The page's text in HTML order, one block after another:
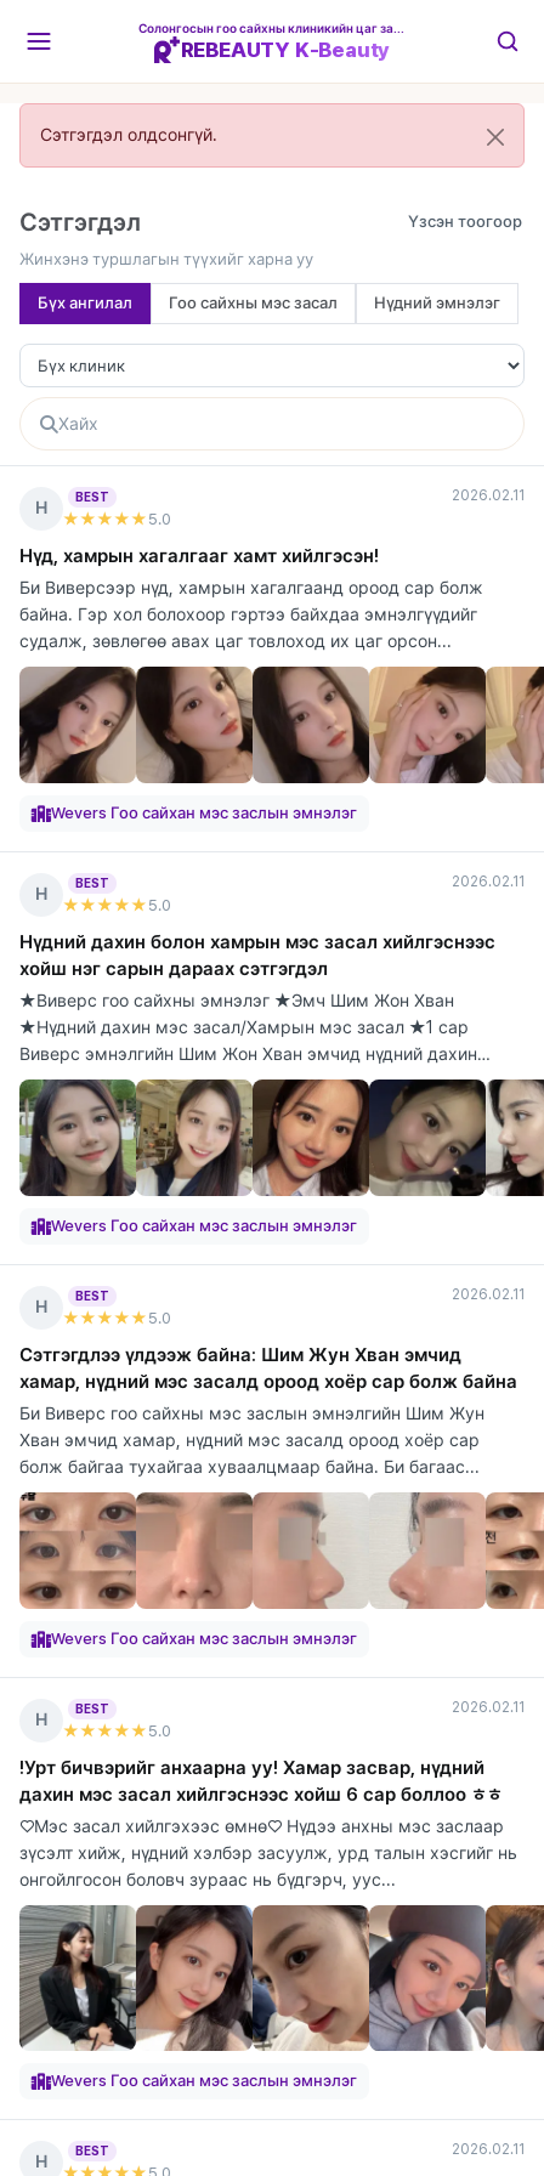
REBEAUTY K-Beauty
Сэтгэгдэл олдсонгүй.
Сэтгэгдэл
Жинхэнэ туршлагын түүхийг харна уу
Бүх ангилал Гоо сайхны мэс засал Нүдний эмнэлэг
Н
BEST
★★★★★ 5.0
2026.02.11
Нүд, хамрын хагалгааг хамт хийлгэсэн!
Би Виверсээр нүд, хамрын хагалгаанд ороод сар болж
байна. Гэр хол болохоор гэртээ байхдаа эмнэлгүүдийг
судалж, зөвлөгөө авах цаг товлоход их цаг орсон...
Wevers Гоо сайхан мэс заслын эмнэлэг
Н
BEST
★★★★★ 5.0
2026.02.11
Нүдний дахин болон хамрын мэс засал хийлгэснээс
хойш нэг сарын дараах сэтгэгдэл
★Виверс гоо сайхны эмнэлэг ★Эмч Шим Жон Хван
★Нүдний дахин мэс засал/Хамрын мэс засал ★1 сар
Виверс эмнэлгийн Шим Жон Хван эмчид нүдний дахин
болон х...
Wevers Гоо сайхан мэс заслын эмнэлэг
Н
BEST
★★★★★ 5.0
2026.02.11
Сэтгэгдлээ үлдээж байна: Шим Жун Хван эмчид
хамар, нүдний мэс засалд ороод хоёр сар болж байна
Би Виверс гоо сайхны мэс заслын эмнэлгийн Шим Жун
Хван эмчид хамар, нүдний мэс засалд ороод хоёр сар
болж байгаа тухайгаа хуваалцмаар байна. Би багаас...
Wevers Гоо сайхан мэс заслын эмнэлэг
Н
BEST
★★★★★ 5.0
2026.02.11
!Урт бичвэрийг анхаарна уу! Хамар засвар, нүдний
дахин мэс засал хийлгэснээс хойш 6 сар боллоо ㅎㅎ
♡Мэс засал хийлгэхээс өмнө♡ Нүдээ анхны мэс заслаар
зүсэлт хийж, нүдний хэлбэр засуулж, урд талын хэсгийг нь
онгойлгосон боловч зураас нь бүдгэрч, уус...
Wevers Гоо сайхан мэс заслын эмнэлэг
Н
BEST 2026.02.11